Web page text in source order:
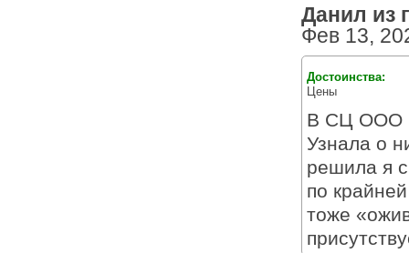
Данил из
Фев 13,
Достоинства:
Цены
В СЦ ООО
Узнала о
решила я
по
тоже